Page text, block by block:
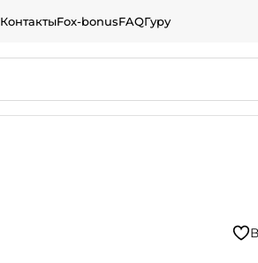
КонтактыFox-bonusFAQГуру